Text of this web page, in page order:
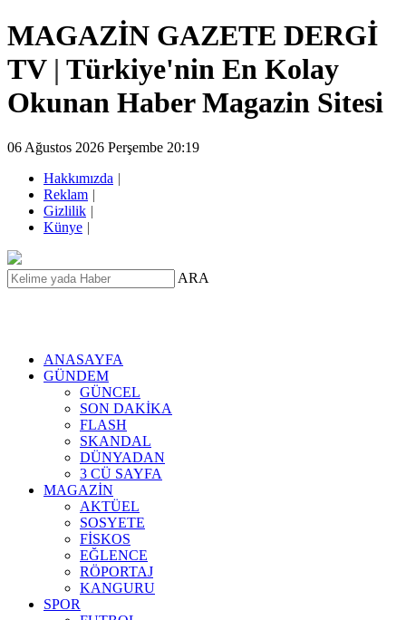
MAGAZİN GAZETE DERGİ
TV | Türkiye'nin En Kolay
Okunan Haber Magazin Sitesi
06 Ağustos 2026 Perşembe 20:19
Hakkımızda |
Reklam |
Gizlilik |
Künye |
ARA
ANASAYFA
GÜNDEM
GÜNCEL
SON DAKİKA
FLASH
SKANDAL
DÜNYADAN
3 CÜ SAYFA
MAGAZİN
AKTÜEL
SOSYETE
FİSKOS
EĞLENCE
RÖPORTAJ
KANGURU
SPOR